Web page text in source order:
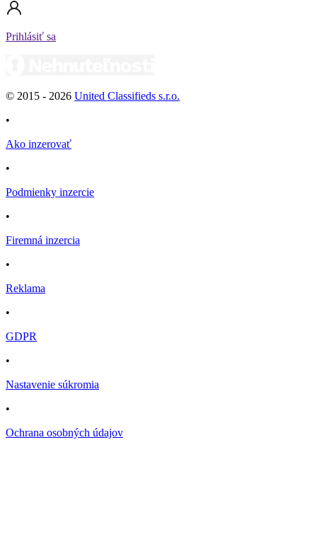
Prihlásiť sa
© 2015 - 2026 United Classifieds s.r.o.
•
Ako inzerovať
•
Podmienky inzercie
•
Firemná inzercia
•
Reklama
•
GDPR
•
Nastavenie súkromia
•
Ochrana osobných údajov